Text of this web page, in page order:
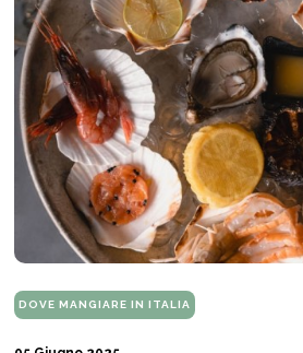
DOVE MANGIARE IN ITALIA